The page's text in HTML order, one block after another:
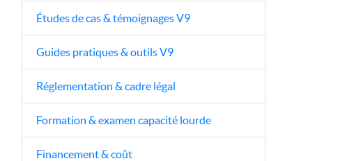
Études de cas & témoignages V9
Guides pratiques & outils V9
Réglementation & cadre légal
Formation & examen capacité lourde
Financement & coût